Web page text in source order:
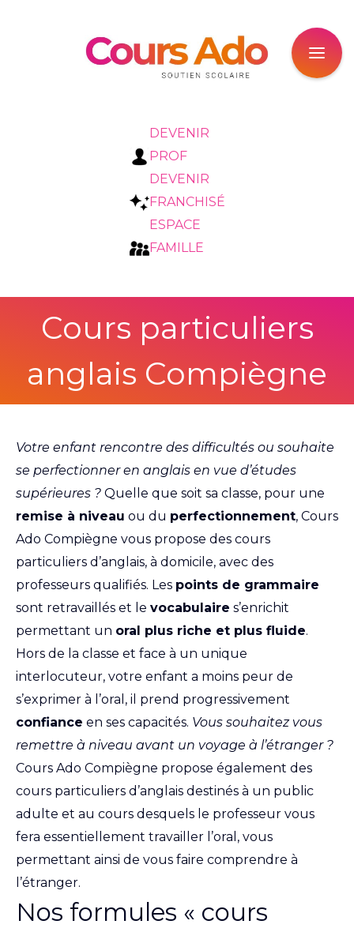
DEVENIR
PROF
DEVENIR
FRANCHISÉ
ESPACE
FAMILLE
Cours particuliers
anglais Compiègne
Votre enfant rencontre des difficultés ou souhaite
se perfectionner en anglais en vue d’études
supérieures ? Quelle que soit sa classe, pour une
remise à niveau ou du perfectionnement, Cours
Ado Compiègne vous propose des cours
particuliers d’anglais, à domicile, avec des
professeurs qualifiés. Les points de grammaire
sont retravaillés et le vocabulaire s’enrichit
permettant un oral plus riche et plus fluide.
Hors de la classe et face à un unique
interlocuteur, votre enfant a moins peur de
s’exprimer à l’oral, il prend progressivement
confiance en ses capacités. Vous souhaitez vous
remettre à niveau avant un voyage à l’étranger ?
Cours Ado Compiègne propose également des
cours particuliers d’anglais destinés à un public
adulte et au cours desquels le professeur vous
fera essentiellement travailler l’oral, vous
permettant ainsi de vous faire comprendre à
l’étranger.
Nos formules « cours